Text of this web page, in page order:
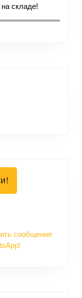
складе!
сообщение